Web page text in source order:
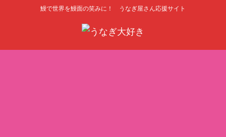
鰻で世界を鰻面の笑みに！ うなぎ屋さん応援サイト